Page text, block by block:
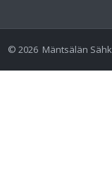
©2026 Mäntsälän